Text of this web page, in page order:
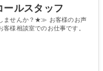
ールスタッフ
ませんか？★≫ お客様のお声
様相談室でのお仕事です。